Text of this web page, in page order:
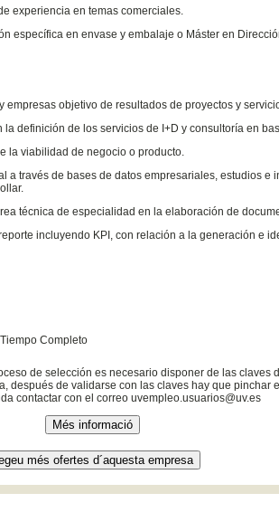
experiencia en temas comerciales.
específica en envase y embalaje o Máster en
empresas objetivo de resultados de proyectos y
la definición de los servicios de I+D y consultoría en
la viabilidad de negocio o producto.
a través de bases de datos empresariales, estudios e
técnica de especialidad en la elaboración de
incluyendo KPI, con relación a la generación e
Completo
de selección es necesario disponer de las claves
después de validarse con las claves hay que pinchar
contactar con el correo uvempleo.usuarios@uv.es